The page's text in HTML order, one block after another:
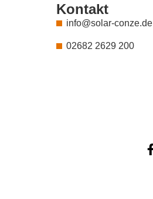
Kontakt
info@solar-conze.de
02682 2629 200